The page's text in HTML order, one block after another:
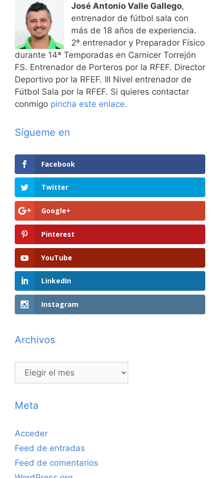
José Antonio Valle Gallego,
entrenador de fútbol sala con
más de 18 años de experiencia.
2º entrenador y Preparador Físico
durante 14ª Temporadas en Carnicer Torrejón
FS. Entrenador de Porteros por la RFEF. Director
Deportivo por la RFEF. III Nivel entrenador de
Fútbol Sala por la RFEF. Si quieres contactar
conmigo pincha este enlace.
Sígueme en
Facebook
Twitter
Google+
Pinterest
YouTube
LinkedIn
Instagram
Archivos
Archivos
Meta
Acceder
Feed de entradas
Feed de comentarios